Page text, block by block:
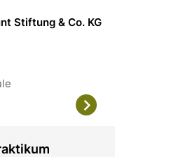
Stiftung & Co. KG